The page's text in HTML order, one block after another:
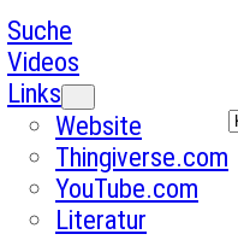
Suche
Videos
Links
Website
Thingiverse.com
YouTube.com
Literatur